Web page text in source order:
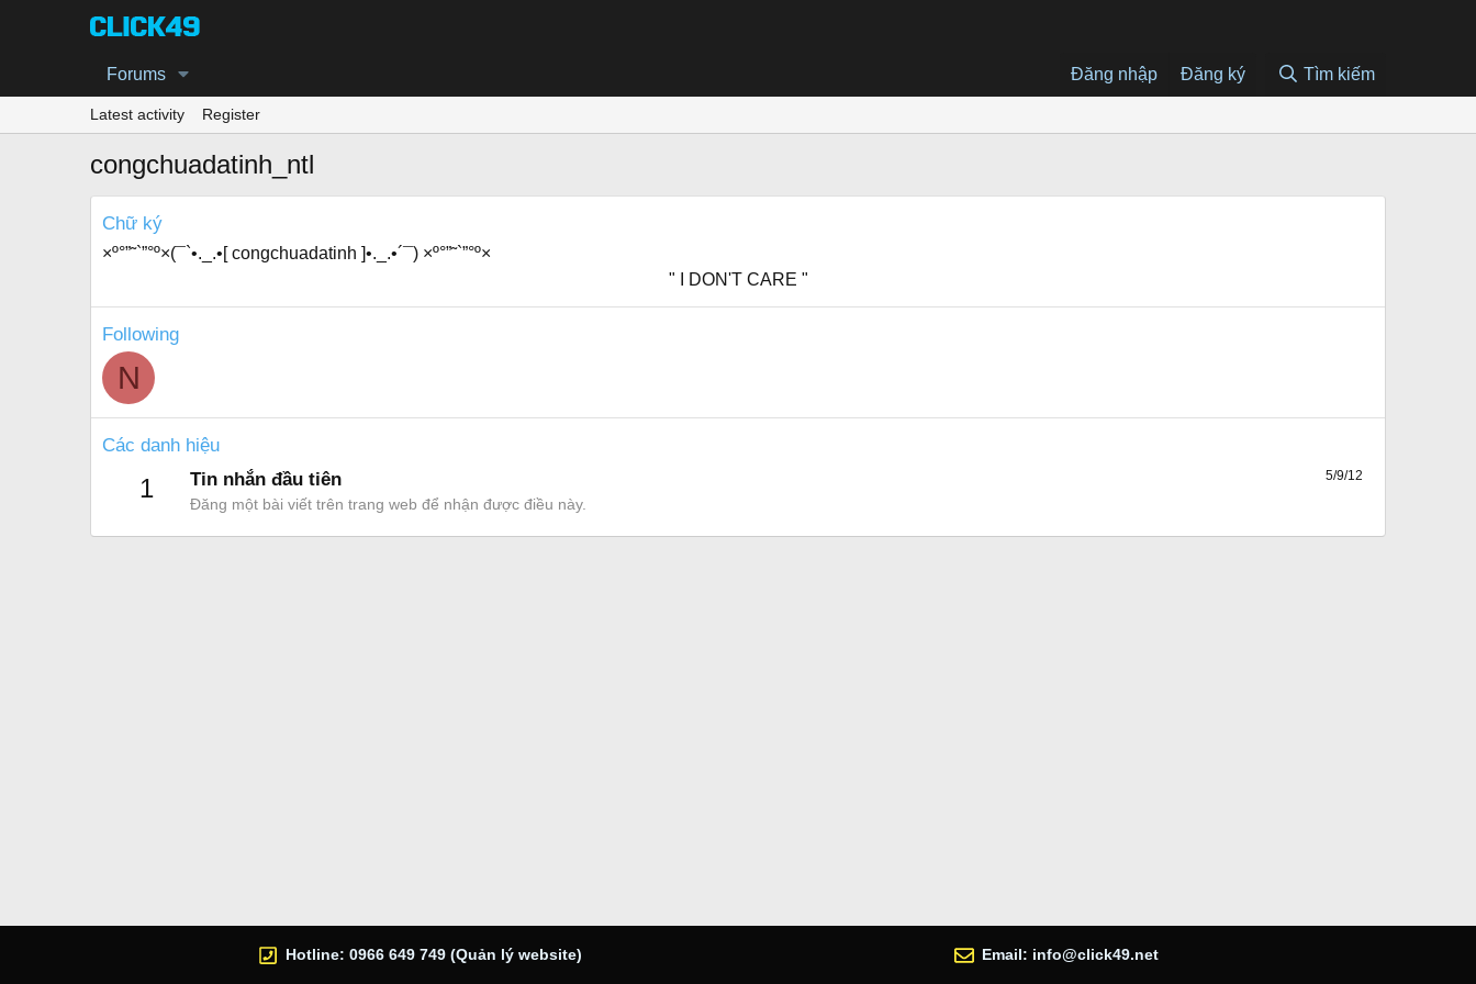
Forums Đăng nhập Đăng ký Tìm kiếm
Latest activity Register
congchuadatinh_ntl
Chữ ký
×º°”˜`”°º×(¯`•._.•[ congchuadatinh ]•._.•´¯) ×º°”˜`”°º×
" I DON'T CARE "​
Following
N
Các danh hiệu
1 5/9/12
Tin nhắn đầu tiên
Đăng một bài viết trên trang web để nhận được điều này.
Hotline: 0966 649 749 (Quản lý website) Email: info@click49.net